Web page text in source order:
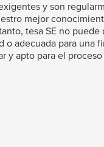
y son
mejor
tesaSE no puede
adecuada para una
y apto para el